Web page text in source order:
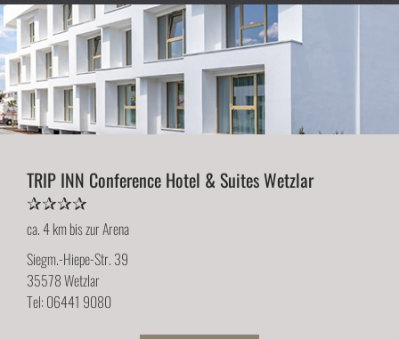
TRIP INN Conference Hotel & Suites Wetzlar
✰✰✰✰
ca. 4 km bis zur Arena
Siegm.-Hiepe-Str. 39
35578 Wetzlar
Tel: 06441 9080